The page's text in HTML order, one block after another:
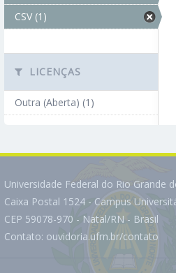
CSV (1)
LICENÇAS
Outra (Aberta) (1)
Universidade Federal do Rio Grande
Caixa Postal 1524 - Campus
CEP 59078-970 - Natal/RN - Brasil
Contato: ouvidoria.ufrn.br/contato